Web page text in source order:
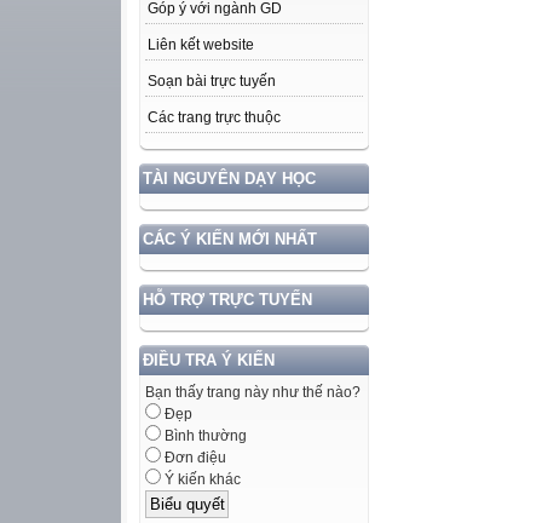
Góp ý với ngành GD
Liên kết website
Soạn bài trực tuyến
Các trang trực thuộc
TÀI NGUYÊN DẠY HỌC
CÁC Ý KIẾN MỚI NHẤT
HỖ TRỢ TRỰC TUYẾN
ĐIỀU TRA Ý KIẾN
Bạn thấy trang này như thế nào?
Đẹp
Bình thường
Đơn điệu
Ý kiến khác